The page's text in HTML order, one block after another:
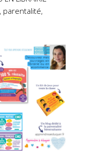
parentalité,